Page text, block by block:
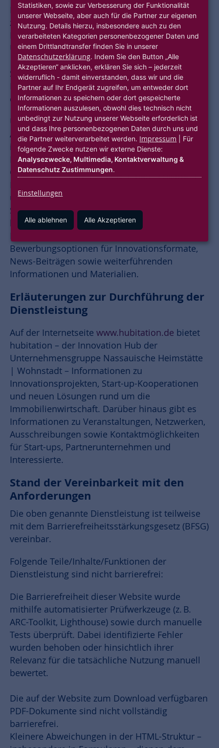
Die Internetseitewww.hubitation.deist das
zentrale Online-Angebot der
Innovationsplattform „hubitation“ der
Unternehmensgruppe Nassauische Heimstätte
| Wohnstadt. Sie richtet sich insbesondere an
Start-ups, Unternehmen der Wohnungs- und
Immobilienwirtschaft, Kooperationspartner und
die interessierte Fachöffentlichkeit.
Über die Webseite informieren wir über die
Aktivitäten und Angebote von hubitation,
insbesondere über Innovations- und
Kooperationsformate (z. B. Programme,
Challenges, Pilotprojekte), Veranstaltungen,
und Referenzen aus der Zusammenarbeit mit
Start-ups und Partnerunternehmen. Darüber
hinaus bietet die Seite Zugang zu
Bewerbungsoptionen für Innovationsformate,
News-Beiträgen sowie weiterführenden
Informationen und Materialien.
Erläuterungen zur Durchführung der
Dienstleistung
Auf der Internetseite www.hubitation.de bietet
hubitation – der Innovation Hub der
Unternehmensgruppe Nassauische Heimstätte
| Wohnstadt – Informationen zu
Innovationsprojekten, Start-up-Kooperationen
und neuen Lösungen rund um die
Immobilienwirtschaft. Darüber hinaus gibt es
Informationen zu Veranstaltungen, Netzwerken,
Ausschreibungen sowie Kontaktmöglichkeiten
für Start-ups, Partnerunternehmen und
Interessierte.
Stand der Vereinbarkeit mit den
Anforderungen
Die oben genannte Dienstleistung ist teilweise
mit dem Barrierefreiheitsstärkungsgesetz (BFSG)
vereinbar.
Folgende Teile/Inhalte/Funktionen der
Dienstleistung sind nicht barrierefrei:
Die Barrierefreiheit dieser Website wurde
mithilfe automatisierter Prüfwerkzeuge (z. B.
ARC-Toolkit, Lighthouse) sowie durch manuelle
Tests überprüft. Dabei identifizierte Fehler
wurden behoben oder hinsichtlich ihrer
Relevanz für die tatsächliche Nutzung manuell
bewertet.
Die auf der Website zum Download verfügbaren
PDF-Dokumente sind nicht vollständig
barrierefrei.
Kleinere Abweichungen in der HTML-Struktur –
Statistiken, sowie zur Verbesserung der Funktionalität
unserer Webseite, aber auch für die Partner zur eigenen
Nutzung. Details hierzu, insbesondere auch zu den
verarbeiteten Kategorien personenbezogener Daten und
einem Drittlandtransfer finden Sie in unserer
Datenschutzerklärung. Indem Sie den Button „Alle
Akzeptieren“ anklicken, erklären Sie sich – jederzeit
widerruflich - damit einverstanden, dass wir und die
Partner auf Ihr Endgerät zugreifen, um entweder dort
Informationen zu speichern oder dort gespeicherte
Informationen auszulesen, obwohl dies technisch nicht
unbedingt zur Nutzung unserer Webseite erforderlich ist
und dass Ihre personenbezogenen Daten durch uns und
die Partner weiterverarbeitet werden. Impressum | Für
folgende Zwecke nutzen wir externe Dienste:
Analysezwecke, Multimedia, Kontaktverwaltung &
Datenschutz Zustimmungen.
Einstellungen
Alle ablehnen Alle Akzeptieren